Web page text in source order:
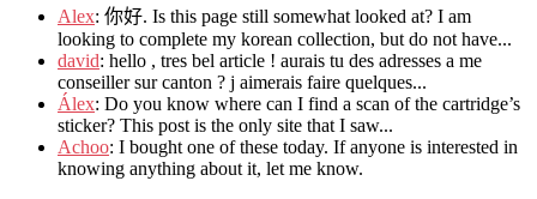
Alex: 你好. Is this page still somewhat looked at? I am
looking to complete my korean collection, but do not have...
david: hello , tres bel article ! aurais tu des adresses a me
conseiller sur canton ? j aimerais faire quelques...
Álex: Do you know where can I find a scan of the cartridge’s
sticker? This post is the only site that I saw...
Achoo: I bought one of these today. If anyone is interested in
knowing anything about it, let me know.